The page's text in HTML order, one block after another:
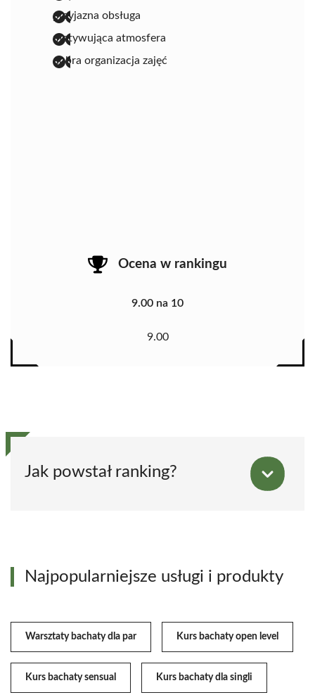
przyjazna obsługa
motywująca atmosfera
dobra organizacja zajęć
Ocena w rankingu
9.00 na 10
9.00
Jak powstał ranking?
Najpopularniejsze usługi i produkty
Warsztaty bachaty dla par Kurs bachaty open level
Kurs bachaty sensual Kurs bachaty dla singli